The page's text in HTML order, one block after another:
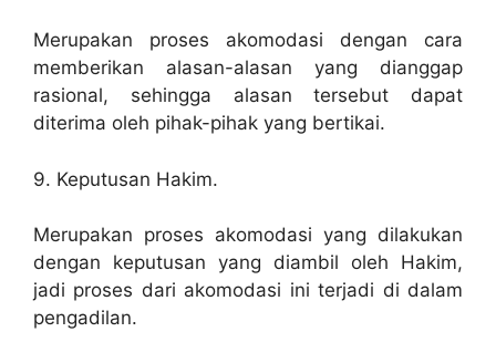
Merupakan proses akomodasi dengan cara
memberikan alasan-alasan yang dianggap
rasional, sehingga alasan tersebut dapat
diterima oleh pihak-pihak yang bertikai.
9. Keputusan Hakim.
Merupakan proses akomodasi yang dilakukan
dengan keputusan yang diambil oleh Hakim,
jadi proses dari akomodasi ini terjadi di dalam
pengadilan.